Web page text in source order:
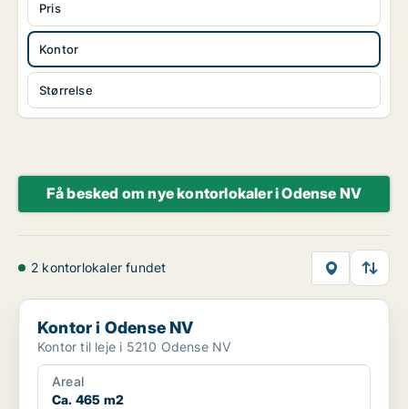
Kontor
Størrelse
Pris
Få besked om nye kontorlokaler i Odense NV
2 kontorlokaler fundet
Kontor i Odense NV
Kontor i Odense NV
Kontor til leje i 5210 Odense NV
Areal
Ca. 465 m2